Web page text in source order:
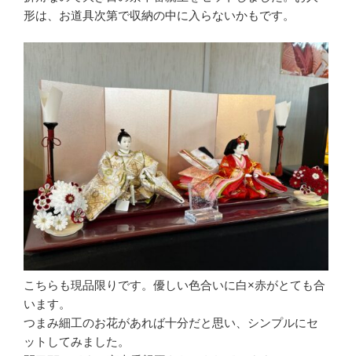
形は、お道具次第で収納の中に入らないかもです。
こちらも現品限りです。優しい色合いに白×赤がとても合
います。
つまみ細工のお花があれば十分だと思い、シンプルにセ
ットしてみました。